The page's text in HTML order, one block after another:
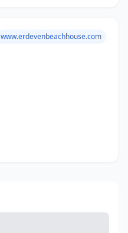
www.erdevenbeachhouse.com